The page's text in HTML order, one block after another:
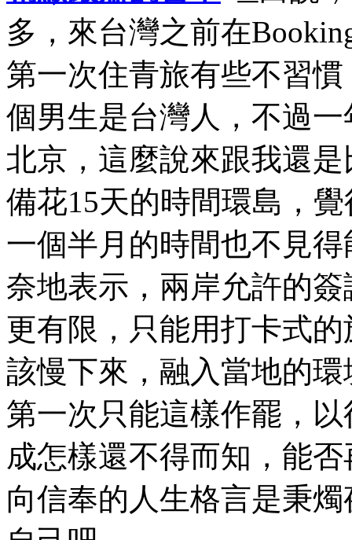
多，來台灣之前在
第一次住青旅有些不習
個男生是台灣人，不過
北京，這麼說來跟我還
備花15天的時間環島，
一個半月的時間也不見
奈地表示，兩岸允許的
更有限，只能用打卡式
該慢下來，融入當地的
第一次只能這樣作罷，
成怎樣還不得而知，能
向信奉的人生格言是秉